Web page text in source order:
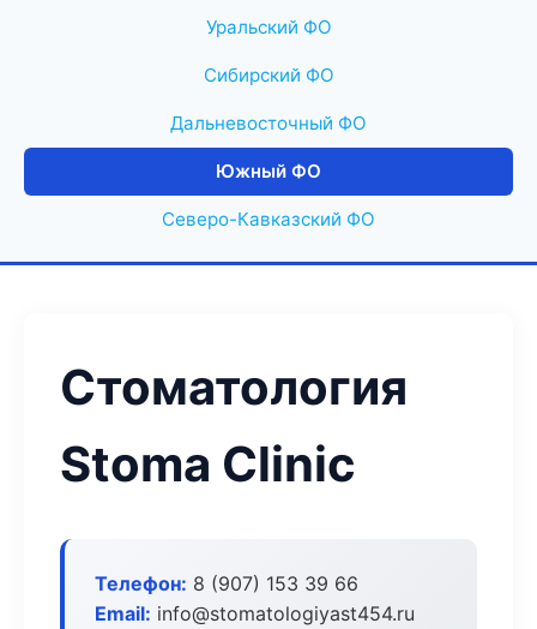
Уральский ФО
Сибирский ФО
Дальневосточный ФО
Южный ФО
Северо-Кавказский ФО
Стоматология
Stoma Clinic
Телефон: 8 (907) 153 39 66
Email: info@stomatologiyast454.ru